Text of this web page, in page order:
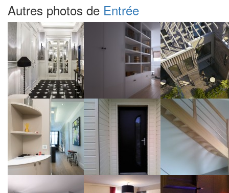
Autres photos de Entrée